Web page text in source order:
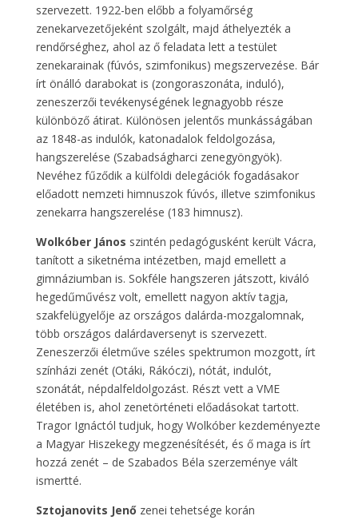
szervezett. 1922-ben előbb a folyamőrség
zenekarvezetőjeként szolgált, majd áthelyezték a
rendőrséghez, ahol az ő feladata lett a testület
zenekarainak (fúvós, szimfonikus) megszervezése. Bár
írt önálló darabokat is (zongoraszonáta, induló),
zeneszerzői tevékenységének legnagyobb része
különböző átirat. Különösen jelentős munkásságában
az 1848-as indulók, katonadalok feldolgozása,
hangszerelése (Szabadságharci zenegyöngyök).
Nevéhez fűződik a külföldi delegációk fogadásakor
előadott nemzeti himnuszok fúvós, illetve szimfonikus
zenekarra hangszerelése (183 himnusz).
Wolkóber János szintén pedagógusként került Vácra,
tanított a siketnéma intézetben, majd emellett a
gimnáziumban is. Sokféle hangszeren játszott, kiváló
hegedűművész volt, emellett nagyon aktív tagja,
szakfelügyelője az országos dalárda-mozgalomnak,
több országos dalárdaversenyt is szervezett.
Zeneszerzői életműve széles spektrumon mozgott, írt
színházi zenét (Otáki, Rákóczi), nótát, indulót,
szonátát, népdalfeldolgozást. Részt vett a VME
életében is, ahol zenetörténeti előadásokat tartott.
Tragor Ignáctól tudjuk, hogy Wolkóber kezdeményezte
a Magyar Hiszekegy megzenésítését, és ő maga is írt
hozzá zenét – de Szabados Béla szerzeménye vált
ismertté.
Sztojanovits Jenőzenei tehetsége korán